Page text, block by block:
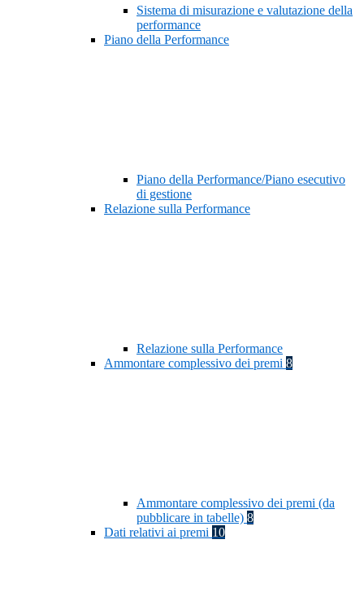
Sistema di misurazione e valutazione della
performance
Piano della Performance
Piano della Performance/Piano esecutivo
di gestione
Relazione sulla Performance
Relazione sulla Performance
Ammontare complessivo dei premi 8
Ammontare complessivo dei premi (da
pubblicare in tabelle) 8
Dati relativi ai premi 10